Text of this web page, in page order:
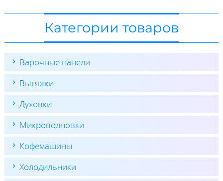
Категории товаров
Варочные панели
Вытяжки
Духовки
Микроволновки
Кофемашины
Холодильники